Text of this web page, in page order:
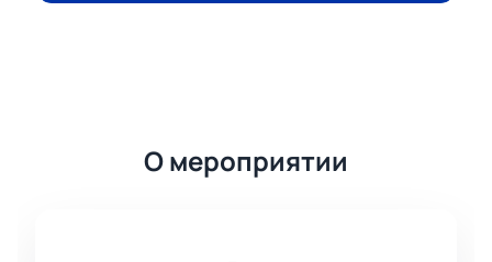
О мероприятии